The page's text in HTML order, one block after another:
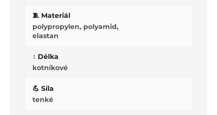
🧵 Materiál
polypropylen, polyamid,
elastan
↕️ Délka
kotníkové
💪 Síla
tenké